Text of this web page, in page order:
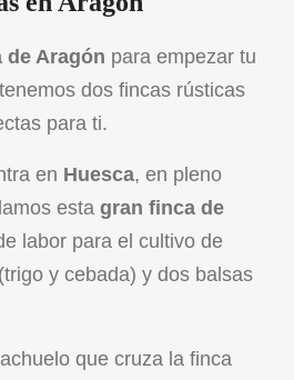
de Aragón para empezar tu
dos fincas rústicas
para ti.
en Huesca, en pleno
esta gran finca de
labor para el cultivo de
y cebada) y dos balsas
que cruza la finca